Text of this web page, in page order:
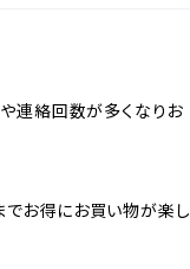
連絡回数が多くなりお
でお得にお買い物が楽し